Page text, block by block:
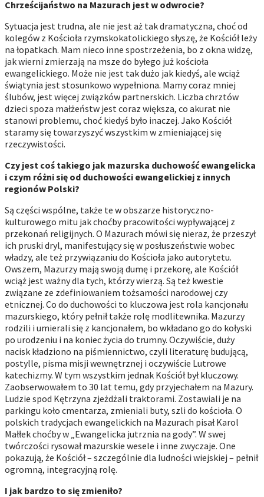
Chrześcijaństwo na Mazurach jest w odwrocie?
Sytuacja jest trudna, ale nie jest aż tak dramatyczna, choć od
kolegów z Kościoła rzymskokatolickiego słyszę, że Kościół leży
na łopatkach. Mam nieco inne spostrzeżenia, bo z okna widzę,
jak wierni zmierzają na msze do byłego już kościoła
ewangelickiego. Może nie jest tak dużo jak kiedyś, ale wciąż
świątynia jest stosunkowo wypełniona. Mamy coraz mniej
ślubów, jest więcej związków partnerskich. Liczba chrztów
dzieci spoza małżeństw jest coraz większa, co akurat nie
stanowi problemu, choć kiedyś było inaczej. Jako Kościół
staramy się towarzyszyć wszystkim w zmieniającej się
rzeczywistości.
Czy jest coś takiego jak mazurska duchowość ewangelicka
i czym różni się od duchowości ewangelickiej z innych
regionów Polski?
Są części wspólne, także te w obszarze historyczno-
kulturowego mitu jak choćby pracowitości wypływającej z
przekonań religijnych. O Mazurach mówi się nieraz, że przeszył
ich pruski dryl, manifestujący się w posłuszeństwie wobec
władzy, ale też przywiązaniu do Kościoła jako autorytetu.
Owszem, Mazurzy mają swoją dumę i przekorę, ale Kościół
wciąż jest ważny dla tych, którzy wierzą. Są też kwestie
związane ze zdefiniowaniem tożsamości narodowej czy
etnicznej. Co do duchowości to kluczowa jest rola kancjonału
mazurskiego, który pełnił także rolę modlitewnika. Mazurzy
rodzili i umierali się z kancjonałem, bo wkładano go do kołyski
po urodzeniu i na koniec życia do trumny. Oczywiście, duży
nacisk kładziono na piśmiennictwo, czyli literaturę budującą,
postylle, pisma misji wewnętrznej i oczywiście Lutrowe
katechizmy. W tym wszystkim jednak Kościół był kluczowy.
Zaobserwowałem to 30 lat temu, gdy przyjechałem na Mazury.
Ludzie spod Kętrzyna zjeżdżali traktorami. Zostawiali je na
parkingu koło cmentarza, zmieniali buty, szli do kościoła. O
polskich tradycjach ewangelickich na Mazurach pisał Karol
Małłek choćby w „Ewangelicka jutrznia na gody”. W swej
twórczości rysował mazurskie wesele i inne zwyczaje. One
pokazują, że Kościół – szczególnie dla ludności wiejskiej – pełnił
ogromną, integracyjną rolę.
I jak bardzo to się zmieniło?